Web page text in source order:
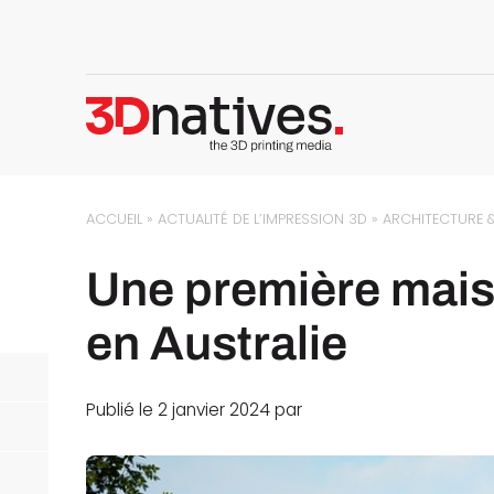
ACCUEIL »ACTUALITÉ DE L’IMPRESSION 3D »ARCHITECTURE
Une première
en Australie
Publié le 2 janvier 2024 par